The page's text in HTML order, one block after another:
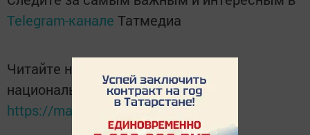
Telegram-канале Татмедиа
Читайте новости Татарстана в
национальном мессенджере MАХ:
https://max.ru/tatmedia